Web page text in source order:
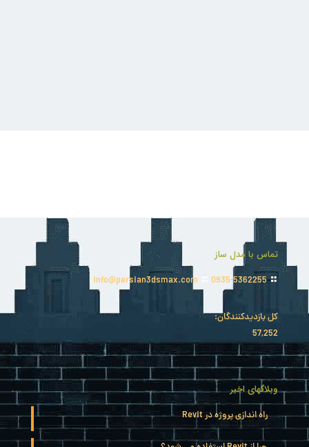
تماس با مدل ساز
0935-5362255
کل بازدیدکنند‌گان:
57,252
وبلاگهای اخیر
راه اندازی پروژه در Revit